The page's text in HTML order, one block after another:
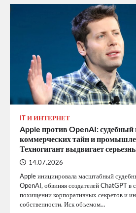
IT И ИНТЕРНЕТ
Apple против OpenAI: судебный
коммерческих тайн и
Техногигант выдвигает
14.07.2026
Apple инициировала масштабный
OpenAI, обвиняя создателей ChatGPT в
похищении корпоративных секретов и
собственности. Иск объемом…